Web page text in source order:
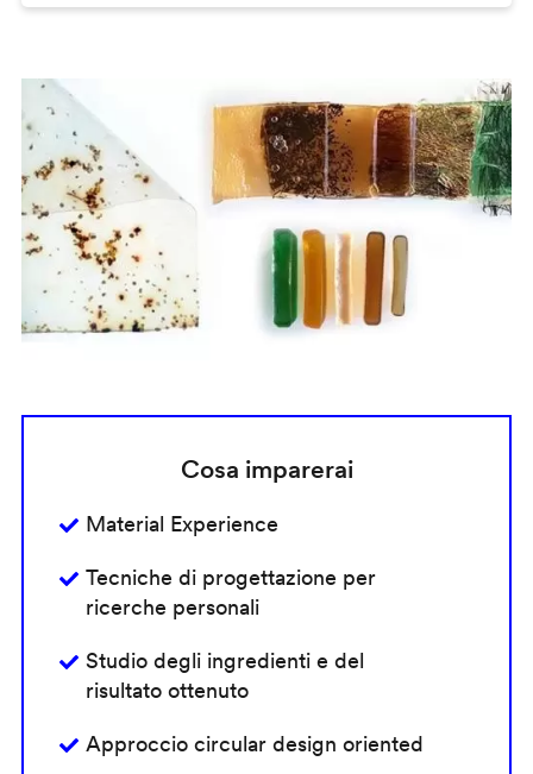
Cosa imparerai
Material Experience
Tecniche di progettazione per
ricerche personali
Studio degli ingredienti e del
risultato ottenuto
Approccio circular design oriented